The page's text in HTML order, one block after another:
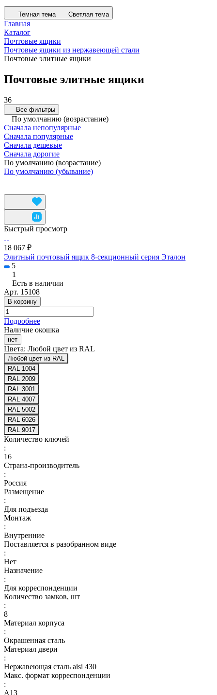
Темная тема Светлая тема
Главная
Каталог
Почтовые ящики
Почтовые ящики из нержавеющей стали
Почтовые элитные ящики
Почтовые элитные ящики
36
Все фильтры
По умолчанию (возрастание)
Сначала непопулярные
Сначала популярные
Сначала дешевые
Сначала дорогие
По умолчанию (возрастание)
По умолчанию (убывание)
Быстрый просмотр
18 067 ₽
Элитный почтовый ящик 8-секционный серия Эталон
5
1
Есть в наличии
Арт. 15108
В корзину
Подробнее
Наличие окошка
нет
Цвета: Любой цвет из RAL
Любой цвет из RAL
RAL 1004
RAL 2009
RAL 3001
RAL 4007
RAL 5002
RAL 6026
RAL 9017
Количество ключей
:
16
Страна-производитель
:
Россия
Размещение
:
Для подъезда
Монтаж
:
Внутренние
Поставляется в разобранном виде
:
Нет
Назначение
:
Для корреспонденции
Количество замков, шт
:
8
Материал корпуса
:
Окрашенная сталь
Материал двери
:
Нержавеющая сталь aisi 430
Макс. формат корреспонденции
:
А13